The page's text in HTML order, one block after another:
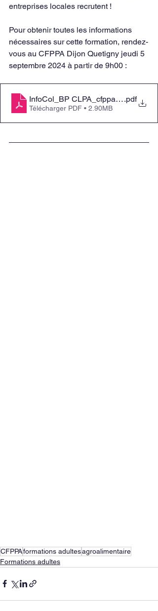
entreprises locales recrutent !
Pour obtenir toutes les informations
nécessaires sur cette formation, rendez-
vous au CFPPA Dijon Quetigny jeudi 5
septembre 2024 à partir de 9h00 :
InfoCol_BP CLPA_cfppadijonquetigny
.pdf
Télécharger PDF • 2.90MB
CFPPAformations adultesagroalimentaire
Formations adultes